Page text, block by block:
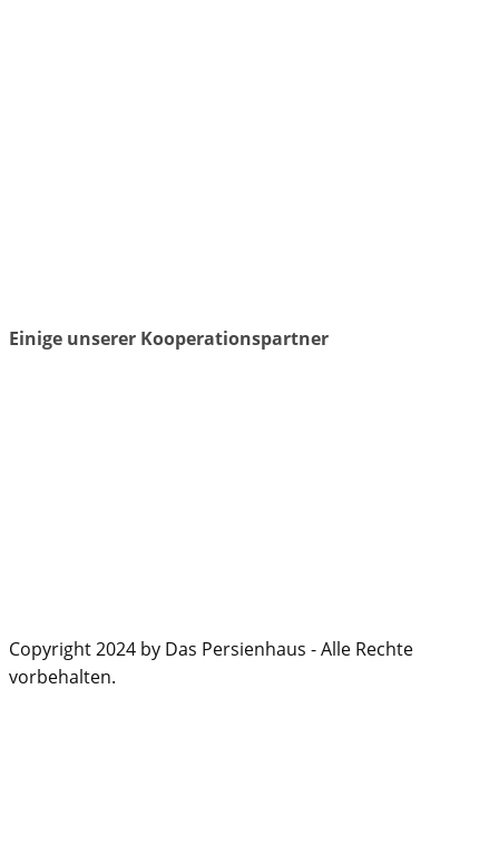
Einige unserer Kooperationspartner
Copyright 2024 by Das Persienhaus - Alle Rechte
vorbehalten.